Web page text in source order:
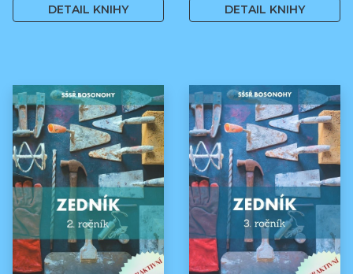
DETAIL KNIHY DETAIL KNIHY